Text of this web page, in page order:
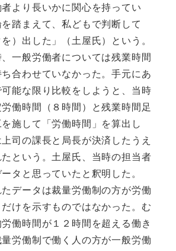
より長いかに関心を持ってい
踏まえて、私どもで判断して
を）出した」（土屋氏）という。
一般労働者については残業時間
合わせていなかった。手元にあ
能な限り比較をしようと、当時
働時間（８時間）と残業時間足
施して「労働時間」を算出し
司の課長と局長が決済したうえ
という。土屋氏、当時の担当者
タと思っていたと釈明した。
データは裁量労働制の方が労働
けを示すものではなかった。む
働時間が１２時間を超える働き
労働制で働く人の方が一般労働